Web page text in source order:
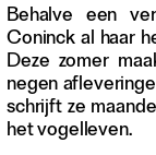
Inzicht
Events
Meer
Alle
Behalve een
Coninck al haar
Deze zomer
negen
schrijft ze
het vogelleven.